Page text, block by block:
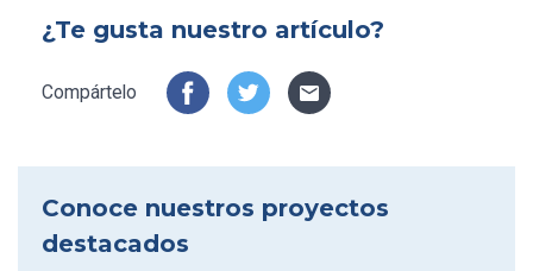
Conoce nuestros proyectos
destacados
¿Te gusta nuestro artículo?
Compártelo